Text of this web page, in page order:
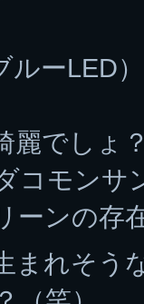
ルーLED
麗でしょ
コモンサ
ーンの存
まれそう